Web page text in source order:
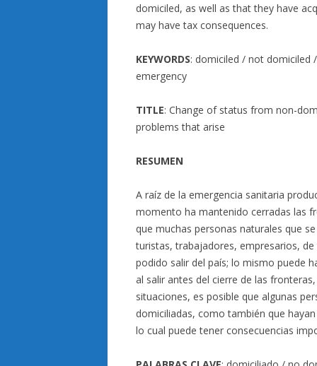
domiciled, as well as that they have
may have tax consequences.
KEYWORDS: domiciled / not domiciled
emergency
TITLE: Change of status from non-
problems that arise
RESUMEN
A raíz de la emergencia sanitaria
momento ha mantenido cerradas las
que muchas personas naturales que
turistas, trabajadores, empresarios,
podido salir del país; lo mismo puede
al salir antes del cierre de las
situaciones, es posible que algunas
domiciliadas, como también que
lo cual puede tener consecuencias